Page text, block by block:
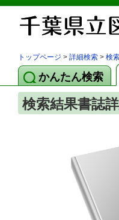
トップページ > 詳細検索 > 検
かんたん検索
検索結果書誌